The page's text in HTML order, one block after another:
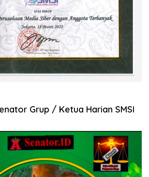
Grup / Ketua Harian SMSI